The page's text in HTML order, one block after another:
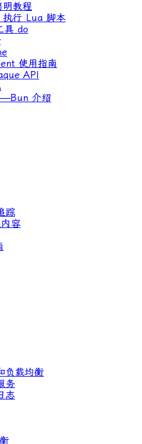
教程
执行 Lua 脚本
具 do
使用指南
API
介绍
踪
容
载均衡
务
志